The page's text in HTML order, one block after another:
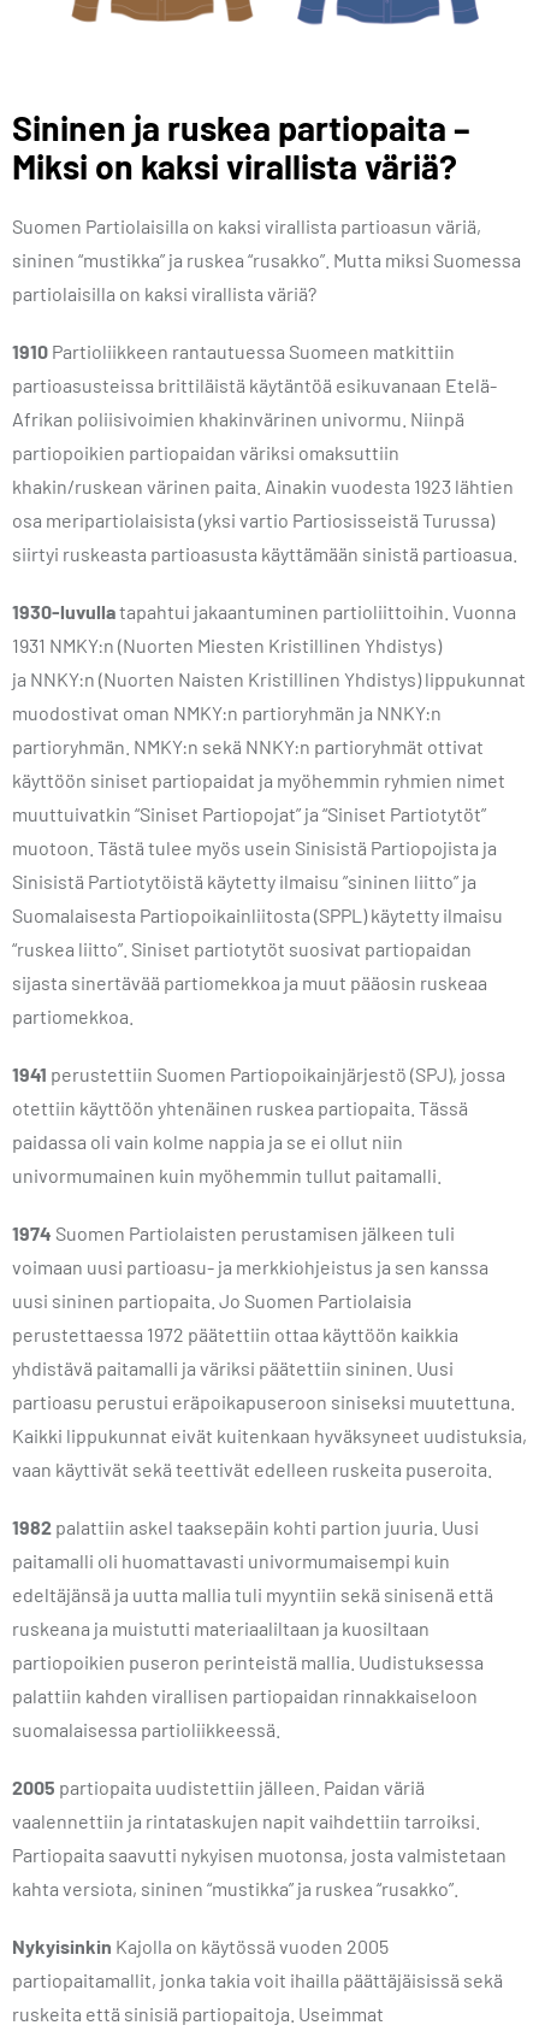
Sininen ja ruskea partiopaita –
Miksi on kaksi virallista väriä?
Suomen Partiolaisilla on kaksi virallista partioasun väriä,
sininen “mustikka” ja ruskea “rusakko”. Mutta miksi Suomessa
partiolaisilla on kaksi virallista väriä?
1910 Partioliikkeen rantautuessa Suomeen matkittiin
partioasusteissa brittiläistä käytäntöä esikuvanaan Etelä-
Afrikan poliisivoimien khakinvärinen univormu. Niinpä
partiopoikien partiopaidan väriksi omaksuttiin
khakin/ruskean värinen paita. Ainakin vuodesta 1923 lähtien
osa meripartiolaisista (yksi vartio Partiosisseistä Turussa)
siirtyi ruskeasta partioasusta käyttämään sinistä partioasua.
1930-luvullatapahtui jakaantuminen partioliittoihin. Vuonna
1931 NMKY:n (Nuorten Miesten Kristillinen Yhdistys)
ja NNKY:n (Nuorten Naisten Kristillinen Yhdistys) lippukunnat
muodostivat oman NMKY:n partioryhmän ja NNKY:n
partioryhmän. NMKY:n sekä NNKY:n partioryhmät ottivat
käyttöön siniset partiopaidat ja myöhemmin ryhmien nimet
muuttuivatkin “Siniset Partiopojat” ja “Siniset Partiotytöt”
muotoon. Tästä tulee myös usein Sinisistä Partiopojista ja
Sinisistä Partiotytöistä käytetty ilmaisu ”sininen liitto” ja
Suomalaisesta Partiopoikainliitosta (SPPL) käytetty ilmaisu
“ruskea liitto”. Siniset partiotytöt suosivat partiopaidan
sijasta sinertävää partiomekkoa ja muut pääosin ruskeaa
partiomekkoa.
1941 perustettiin Suomen Partiopoikainjärjestö (SPJ), jossa
otettiin käyttöön yhtenäinen ruskea partiopaita. Tässä
paidassa oli vain kolme nappia ja se ei ollut niin
univormumainen kuin myöhemmin tullut paitamalli.
1974 Suomen Partiolaisten perustamisen jälkeen tuli
voimaan uusi partioasu- ja merkkiohjeistus ja sen kanssa
uusi sininen partiopaita. Jo Suomen Partiolaisia
perustettaessa 1972 päätettiin ottaa käyttöön kaikkia
yhdistävä paitamalli ja väriksi päätettiin sininen. Uusi
partioasu perustui eräpoikapuseroon siniseksi muutettuna.
Kaikki lippukunnat eivät kuitenkaan hyväksyneet uudistuksia,
vaan käyttivät sekä teettivät edelleen ruskeita puseroita.
1982 palattiin askel taaksepäin kohti partion juuria. Uusi
paitamalli oli huomattavasti univormumaisempi kuin
edeltäjänsä ja uutta mallia tuli myyntiin sekä sinisenä että
ruskeana ja muistutti materiaaliltaan ja kuosiltaan
partiopoikien puseron perinteistä mallia. Uudistuksessa
palattiin kahden virallisen partiopaidan rinnakkaiseloon
suomalaisessa partioliikkeessä.
2005 partiopaita uudistettiin jälleen. Paidan väriä
vaalennettiin ja rintataskujen napit vaihdettiin tarroiksi.
Partiopaita saavutti nykyisen muotonsa, josta valmistetaan
kahta versiota, sininen “mustikka” ja ruskea “rusakko”.
Nykyisinkin Kajolla on käytössä vuoden 2005
partiopaitamallit, jonka takia voit ihailla päättäjäisissä sekä
ruskeita että sinisiä partiopaitoja. Useimmat